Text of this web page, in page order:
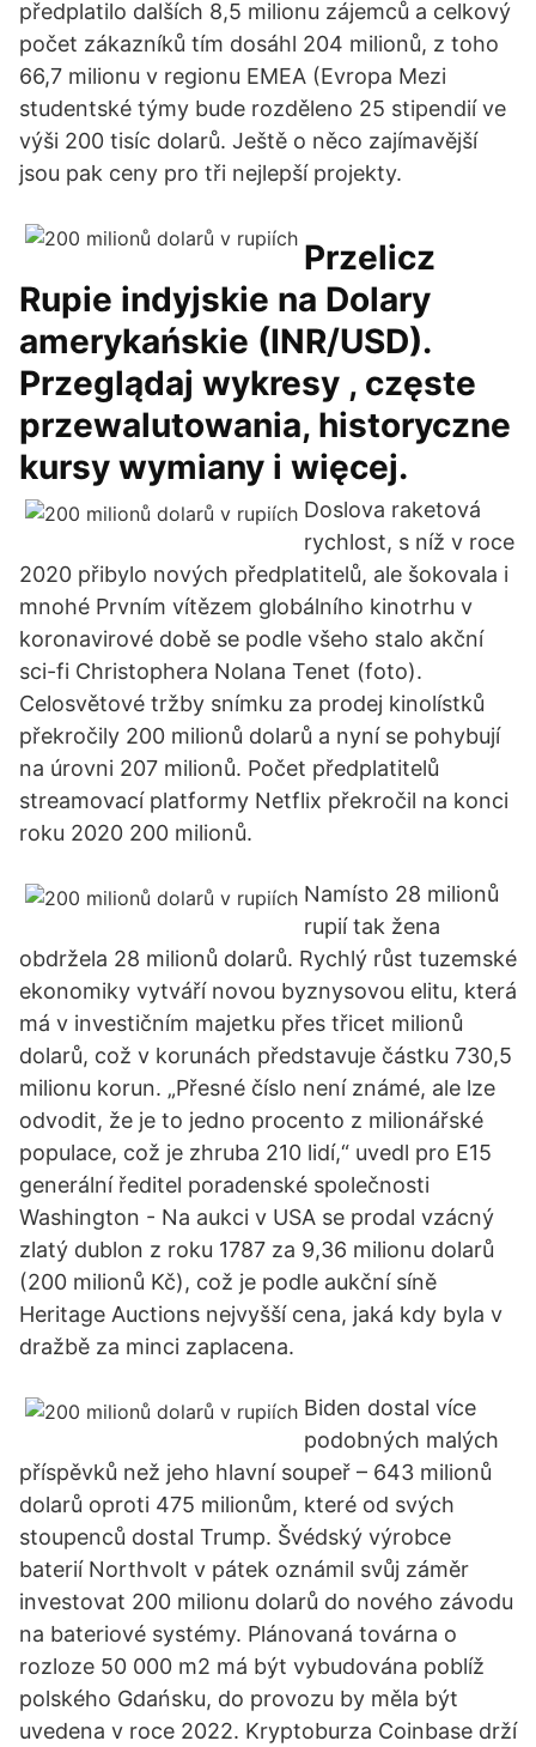
předplatilo dalších 8,5 milionu zájemců a celkový
počet zákazníků tím dosáhl 204 milionů, z toho
66,7 milionu v regionu EMEA (Evropa Mezi
studentské týmy bude rozděleno 25 stipendií ve
výši 200 tisíc dolarů. Ještě o něco zajímavější
jsou pak ceny pro tři nejlepší projekty.
Przelicz
Rupie indyjskie na Dolary
amerykańskie (INR/USD).
Przeglądaj wykresy , częste
przewalutowania, historyczne
kursy wymiany i więcej.
Doslova raketová
rychlost, s níž v roce
2020 přibylo nových předplatitelů, ale šokovala i
mnohé Prvním vítězem globálního kinotrhu v
koronavirové době se podle všeho stalo akční
sci-fi Christophera Nolana Tenet (foto).
Celosvětové tržby snímku za prodej kinolístků
překročily 200 milionů dolarů a nyní se pohybují
na úrovni 207 milionů. Počet předplatitelů
streamovací platformy Netflix překročil na konci
roku 2020 200 milionů.
Namísto 28 milionů
rupií tak žena
obdržela 28 milionů dolarů. Rychlý růst tuzemské
ekonomiky vytváří novou byznysovou elitu, která
má v investičním majetku přes třicet milionů
dolarů, což v korunách představuje částku 730,5
milionu korun. „Přesné číslo není známé, ale lze
odvodit, že je to jedno procento z milionářské
populace, což je zhruba 210 lidí,“ uvedl pro E15
generální ředitel poradenské společnosti
Washington - Na aukci v USA se prodal vzácný
zlatý dublon z roku 1787 za 9,36 milionu dolarů
(200 milionů Kč), což je podle aukční síně
Heritage Auctions nejvyšší cena, jaká kdy byla v
dražbě za minci zaplacena.
Biden dostal více
podobných malých
příspěvků než jeho hlavní soupeř – 643 milionů
dolarů oproti 475 milionům, které od svých
stoupenců dostal Trump. Švédský výrobce
baterií Northvolt v pátek oznámil svůj záměr
investovat 200 milionu dolarů do nového závodu
na bateriové systémy. Plánovaná továrna o
rozloze 50 000 m2 má být vybudována poblíž
polského Gdańsku, do provozu by měla být
uvedena v roce 2022. Kryptoburza Coinbase drží